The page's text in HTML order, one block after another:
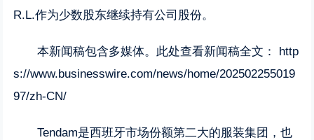
R.L.作为少数股东继续持有公司股份。
本新闻稿包含多媒体。此处查看新闻稿全文： http
s://www.businesswire.com/news/home/202502255019
97/zh-CN/
Tendam是西班牙市场份额第二大的服装集团，也